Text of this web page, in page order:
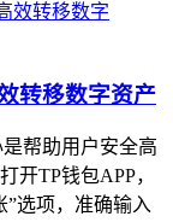
转移数字资产
帮助用户安全高
开TP钱包APP，
”选项，准确输入